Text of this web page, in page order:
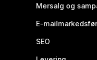
Mersalg og
E-
SEO